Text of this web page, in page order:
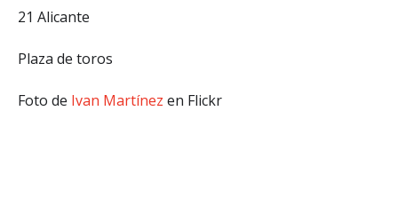
21 Alicante
Plaza de toros
Foto de Ivan Martínez en Flickr